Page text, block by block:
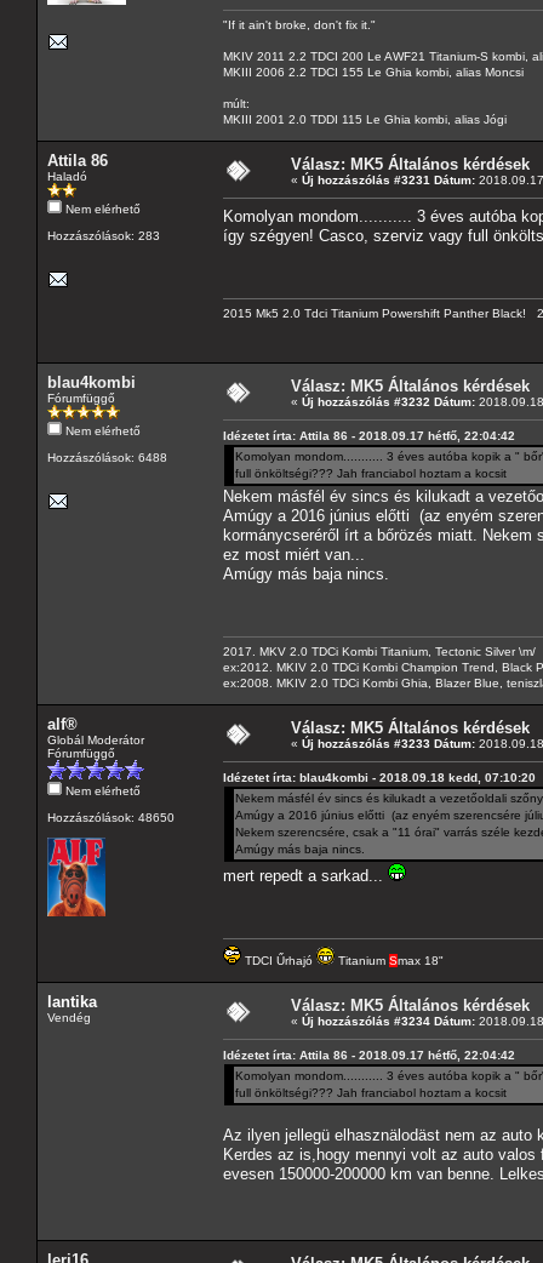
"If it ain't broke, don't fix it."
MKIV 2011 2.2 TDCI 200 Le AWF21 Titanium-S kombi,
MKIII 2006 2.2 TDCI 155 Le Ghia kombi, alias Moncsi
múlt:
MKIII 2001 2.0 TDDI 115 Le Ghia kombi, alias Jógi
Attila 86
Haladó
Nem elérhető
Hozzászólások: 283
Válasz: MK5 Általános kérdések
« Új hozzászólás #3231 Dátum:
Komolyan mondom........... 3 éves autóba
így szégyen! Casco, szerviz vagy full
2015 Mk5 2.0 Tdci Titanium Powershift Panther
blau4kombi
Fórumfüggő
Nem elérhető
Hozzászólások: 6488
Válasz: MK5 Általános kérdések
« Új hozzászólás #3232 Dátum:
Idézetet írta: Attila 86 - 2018.09.17 hétfő, 22:04:42
Komolyan mondom........... 3 éves autóba kopik a "
full önköltségi??? Jah franciabol hoztam a kocsit
Nekem másfél év sincs és kilukadt a
Amúgy a 2016 június előtti (az enyém
kormánycseréről írt a bőrözés miatt.
ez most miért van...
Amúgy más baja nincs.
2017. MKV 2.0 TDCi Kombi Titanium, Tectonic Silver \m/
ex:2012. MKIV 2.0 TDCi Kombi Champion Trend, Black
ex:2008. MKIV 2.0 TDCi Kombi Ghia, Blazer Blue,
alf®
Globál Moderátor
Fórumfüggő
Nem elérhető
Hozzászólások: 48650
Válasz: MK5 Általános kérdések
« Új hozzászólás #3233 Dátum:
Idézetet írta: blau4kombi - 2018.09.18 kedd, 07:10:20
Nekem másfél év sincs és kilukadt a vezetőoldali
Amúgy a 2016 június előtti (az enyém szerencsére
Nekem szerencsére, csak a "11 órai" varrás széle
Amúgy más baja nincs.
mert repedt a sarkad...
TDCI Űrhajó Titanium Smax 18"
lantika
Vendég
Válasz: MK5 Általános kérdések
« Új hozzászólás #3234 Dátum:
Idézetet írta: Attila 86 - 2018.09.17 hétfő, 22:04:42
Komolyan mondom........... 3 éves autóba kopik a "
full önköltségi??? Jah franciabol hoztam a kocsit
Az ilyen jellegü elhasznälodäst nem az auto
Kerdes az is,hogy mennyi volt az auto
evesen 150000-200000 km van benne.